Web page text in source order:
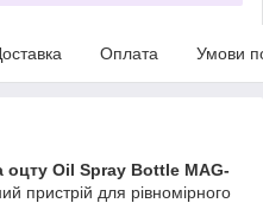
Оплата Умови
оцту Oil Spray Bottle MAG-
пристрій для рівномірного